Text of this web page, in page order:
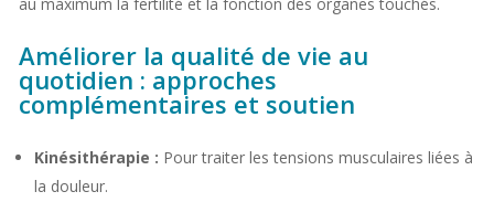
Améliorer la qualité de vie au
quotidien : approches
complémentaires et soutien
Kinésithérapie : Pour traiter les tensions musculaires liées à
la douleur.